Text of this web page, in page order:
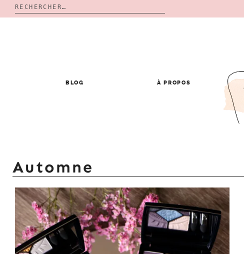
Rechercher :
BLOG À PROPOS
Automne